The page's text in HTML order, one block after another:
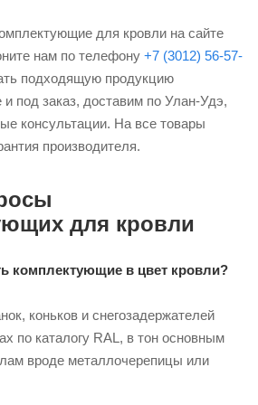
для кровли на сайте
нам по телефону +7 (3012) 56-57-
подходящую продукцию
и под заказ, доставим по Улан-Удэ,
консультации. На все товары
производителя.
для кровли
комплектующие в цвет кровли?
коньков и снегозадержателей
по каталогу RAL, в тон основным
вроде металлочерепицы или